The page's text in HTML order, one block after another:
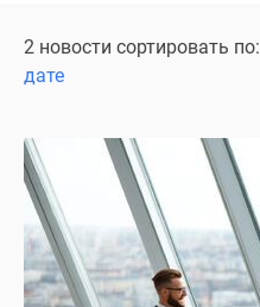
застройщики
Коммерческие
карте
Эксперты
авторы
Машино-
2 новости сортировать по:
дате